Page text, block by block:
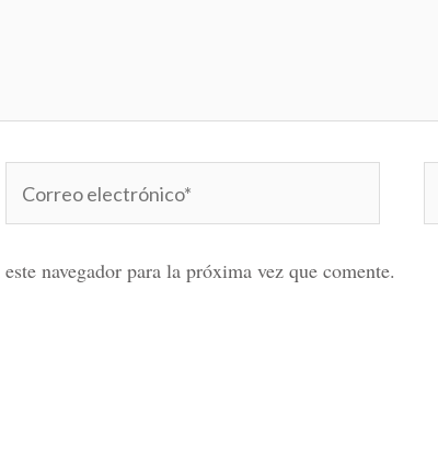
electrónico*
navegador para la próxima vez que comente.